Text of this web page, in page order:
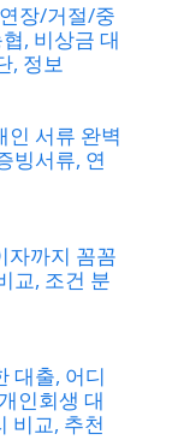
장/거절/중
, 비상금 대
, 정보
인 서류 완벽
빙서류, 연
자까지 꼼꼼
교, 조건 분
대출, 어디
인회생 대
비교, 추천